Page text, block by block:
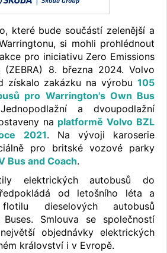
které bude součástí zelenější a
si mohli prohlédnout
pro iniciativu Zero Emissions
(ZEBRA) 8. března 2024. Volvo
získalo zakázku na výrobu 105
pro Warrington's Own Bus
a dvoupodlažní
na platformě Volvo BZL
2021. Na vývoji karoserie
pro britské vozové parky
Bus and Coach.
elektrických autobusů do
od letošního léta a
dieselových autobusů
Smlouva se společností
objednávky elektrických
království i v Evropě.